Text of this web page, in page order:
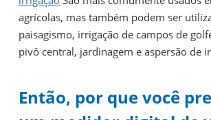
agrícolas, mas também podem ser
paisagismo, irrigação de campos de
pivô central, jardinagem e aspersão de
Então, por que você